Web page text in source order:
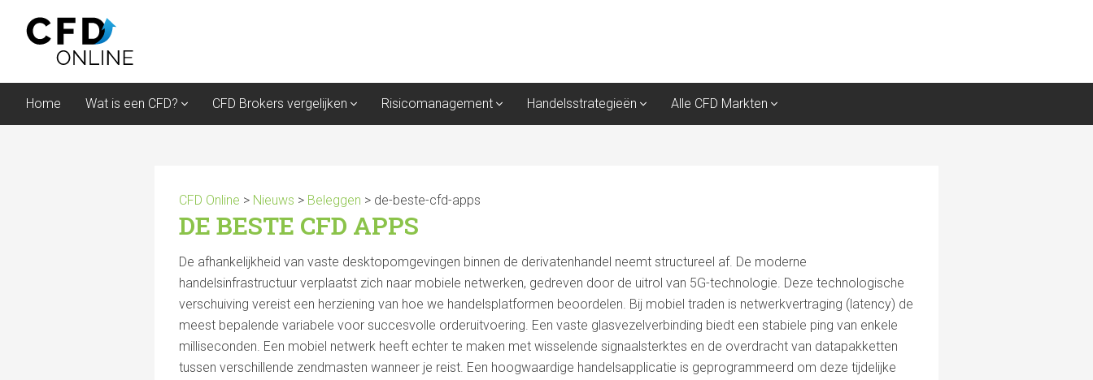
Home Wat is een CFD? CFD Brokers vergelijken Risicomanagement Handelsstrategieën Alle CFD Markten
CFD Online > Nieuws > Beleggen > de-beste-cfd-apps
DE BESTE CFD APPS
De afhankelijkheid van vaste desktopomgevingen binnen de derivatenhandel neemt structureel af. De moderne
handelsinfrastructuur verplaatst zich naar mobiele netwerken, gedreven door de uitrol van 5G-technologie. Deze technologische
verschuiving vereist een herziening van hoe we handelsplatformen beoordelen. Bij mobiel traden is netwerkvertraging (latency) de
meest bepalende variabele voor succesvolle orderuitvoering. Een vaste glasvezelverbinding biedt een stabiele ping van enkele
milliseconden. Een mobiel netwerk heeft echter te maken met wisselende signaalsterktes en de overdracht van datapakketten
tussen verschillende zendmasten wanneer je reist. Een hoogwaardige handelsapplicatie is geprogrammeerd om deze tijdelijke